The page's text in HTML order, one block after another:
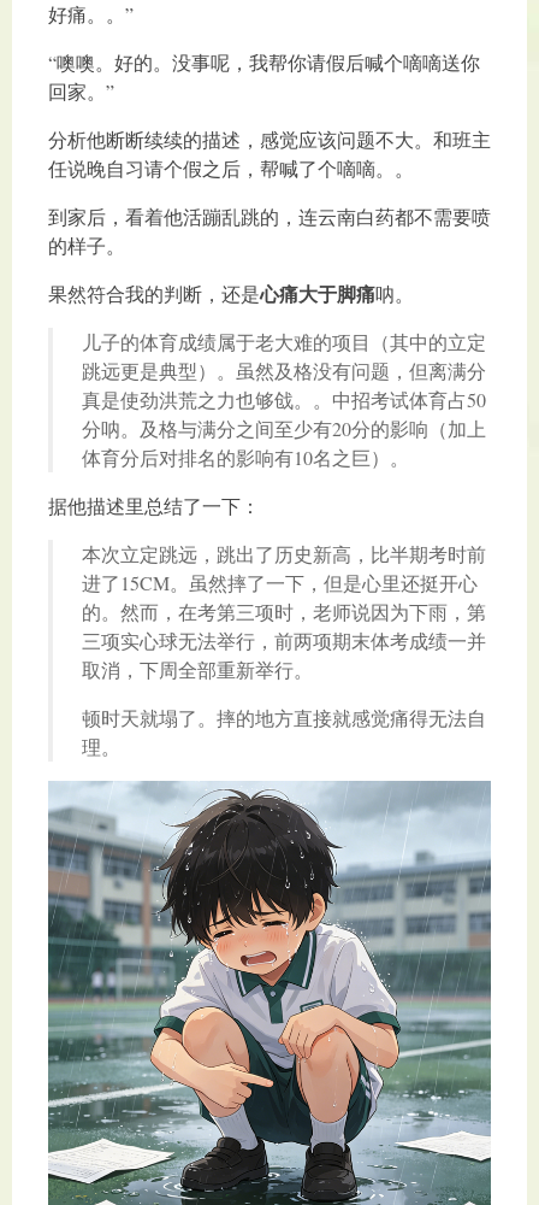
好痛。。”
“噢噢。好的。没事呢，我帮你请假后喊个嘀嘀送你
回家。”
分析他断断续续的描述，感觉应该问题不大。和班主
任说晚自习请个假之后，帮喊了个嘀嘀。。
到家后，看着他活蹦乱跳的，连云南白药都不需要喷
的样子。
果然符合我的判断，还是心痛大于脚痛呐。
儿子的体育成绩属于老大难的项目（其中的立定
跳远更是典型）。虽然及格没有问题，但离满分
真是使劲洪荒之力也够戗。。中招考试体育占50
分呐。及格与满分之间至少有20分的影响（加上
体育分后对排名的影响有10名之巨）。
据他描述里总结了一下：
本次立定跳远，跳出了历史新高，比半期考时前
进了15CM。虽然摔了一下，但是心里还挺开心
的。然而，在考第三项时，老师说因为下雨，第
三项实心球无法举行，前两项期末体考成绩一并
取消，下周全部重新举行。
顿时天就塌了。摔的地方直接就感觉痛得无法自
理。